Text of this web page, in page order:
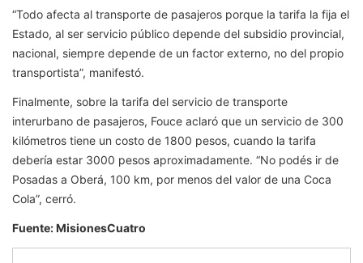
“Todo afecta al transporte de pasajeros porque la tarifa la fija el
Estado, al ser servicio público depende del subsidio provincial,
nacional, siempre depende de un factor externo, no del propio
transportista”, manifestó.
Finalmente, sobre la tarifa del servicio de transporte
interurbano de pasajeros, Fouce aclaró que un servicio de 300
kilómetros tiene un costo de 1800 pesos, cuando la tarifa
debería estar 3000 pesos aproximadamente. “No podés ir de
Posadas a Oberá, 100 km, por menos del valor de una Coca
Cola”, cerró.
Fuente: MisionesCuatro